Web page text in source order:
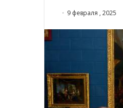
9 февраля , 2025